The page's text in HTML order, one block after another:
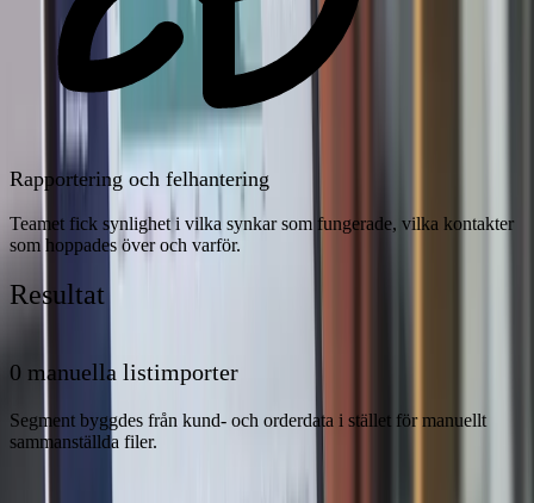
Rapportering och felhantering
Teamet fick synlighet i vilka synkar som fungerade, vilka kontakter
som hoppades över och varför.
Resultat
0 manuella listimporter
Segment byggdes från kund- och orderdata i stället för manuellt
sammanställda filer.